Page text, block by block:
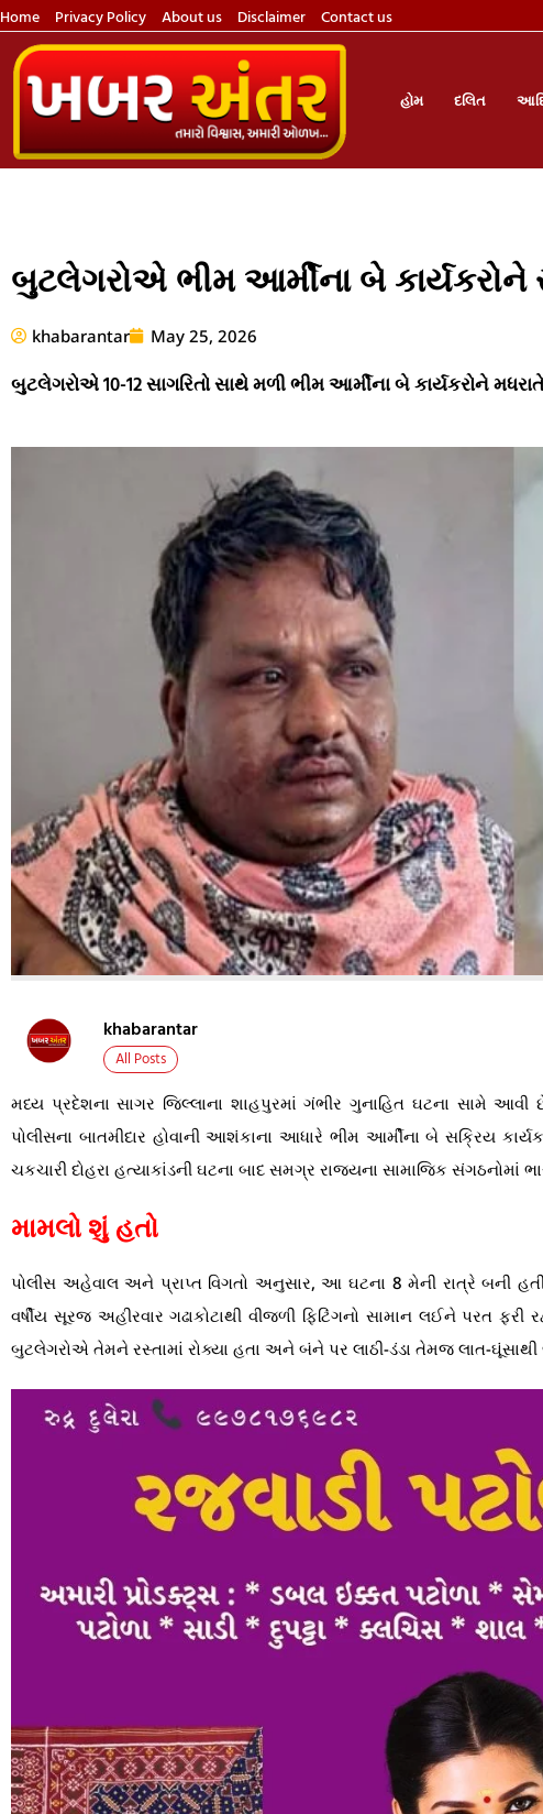
Home Privacy Policy About us Disclaimer Contact us
હોમ દલિત
બુટલેગરોએ ભીમ આર્મીના બે કાર્યકરોને
khabarantar May 25, 2026
બુટલેગરોએ 10-12 સાગરિતો સાથે મળી ભીમ આર્મીના બે કાર્યકરોને
khabarantar
All Posts
મધ્ય પ્રદેશના સાગર જિલ્લાના શાહપુરમાં ગંભીર ગુનાહિત ઘટના સામે
પોલીસના બાતમીદાર હોવાની આશંકાના આધારે ભીમ આર્મીના બે સક્રિય
ચકચારી દોહરા હત્યાકાંડની ઘટના બાદ સમગ્ર રાજ્યના સામાજિક સંગઠનોમાં
મામલો શું હતો
પોલીસ અહેવાલ અને પ્રાપ્ત વિગતો અનુસાર, આ ઘટના 8 મેની રાત્રે બની
વર્ષીય સૂરજ અહીરવાર ગઢાકોટાથી વીજળી ફિટિંગનો સામાન લઈને પરત
બુટલેગરોએ તેમને રસ્તામાં રોક્યા હતા અને બંને પર લાઠી-ડંડા તેમજ લાત-ઘૂંસાથી